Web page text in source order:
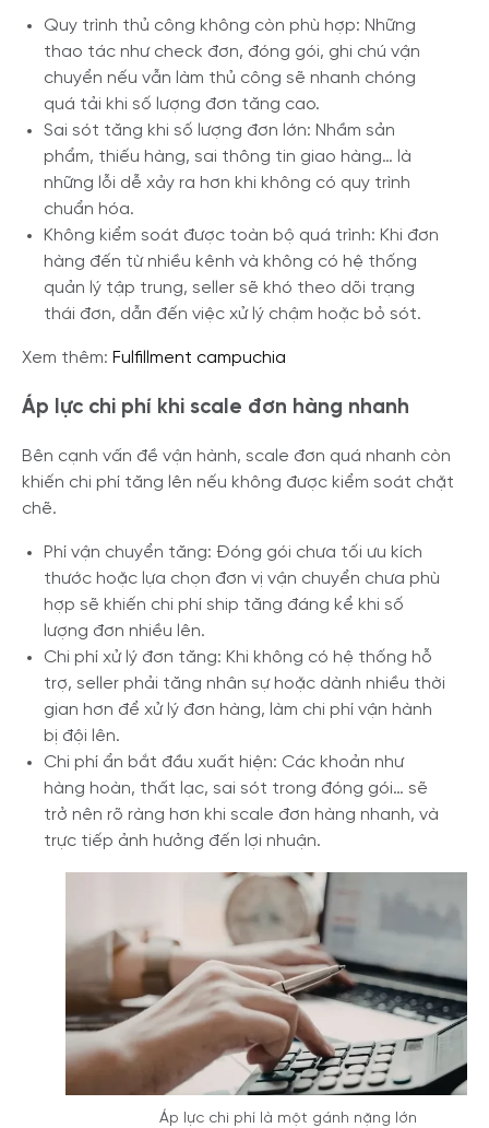
Quy trình thủ công không còn phù hợp: Những
thao tác như check đơn, đóng gói, ghi chú vận
chuyển nếu vẫn làm thủ công sẽ nhanh chóng
quá tải khi số lượng đơn tăng cao.
Sai sót tăng khi số lượng đơn lớn: Nhầm sản
phẩm, thiếu hàng, sai thông tin giao hàng… là
những lỗi dễ xảy ra hơn khi không có quy trình
chuẩn hóa.
Không kiểm soát được toàn bộ quá trình: Khi đơn
hàng đến từ nhiều kênh và không có hệ thống
quản lý tập trung, seller sẽ khó theo dõi trạng
thái đơn, dẫn đến việc xử lý chậm hoặc bỏ sót.
Xem thêm: Fulfillment campuchia
Áp lực chi phí khi scale đơn hàng nhanh
Bên cạnh vấn đề vận hành, scale đơn quá nhanh còn
khiến chi phí tăng lên nếu không được kiểm soát chặt
chẽ.
Phí vận chuyển tăng: Đóng gói chưa tối ưu kích
thước hoặc lựa chọn đơn vị vận chuyển chưa phù
hợp sẽ khiến chi phí ship tăng đáng kể khi số
lượng đơn nhiều lên.
Chi phí xử lý đơn tăng: Khi không có hệ thống hỗ
trợ, seller phải tăng nhân sự hoặc dành nhiều thời
gian hơn để xử lý đơn hàng, làm chi phí vận hành
bị đội lên.
Chi phí ẩn bắt đầu xuất hiện: Các khoản như
hàng hoàn, thất lạc, sai sót trong đóng gói… sẽ
trở nên rõ ràng hơn khi scale đơn hàng nhanh, và
trực tiếp ảnh hưởng đến lợi nhuận.
Áp lực chi phí là một gánh nặng lớn